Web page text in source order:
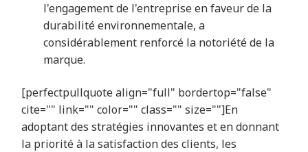
l'engagement de l'entreprise en faveur de la
durabilité environnementale, a
considérablement renforcé la notoriété de la
marque.
[perfectpullquote align="full" bordertop="false"
cite="" link="" color="" class="" size=""]En
adoptant des stratégies innovantes et en donnant
la priorité à la satisfaction des clients, les